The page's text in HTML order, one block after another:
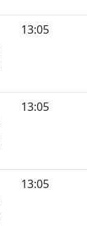
13:05
13:05
13:05